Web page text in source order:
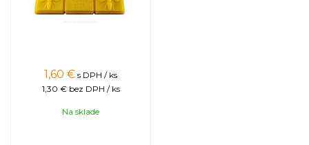
1,60 € s DPH / ks
1,30 € bez DPH / ks
Na sklade